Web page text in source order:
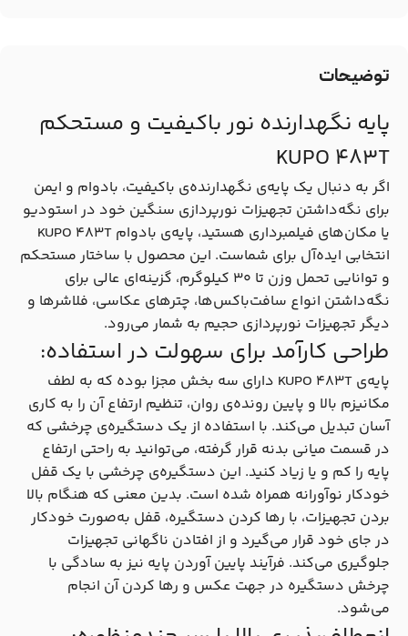
توضیحات
پایه نگهدارنده نور باکیفیت و مستحکم
KUPO 483T
اگر به دنبال یک پایه‌ی نگهدارنده‌ی باکیفیت، بادوام و ایمن
برای نگه‌داشتن تجهیزات نورپردازی سنگین خود در استودیو
یا مکان‌های فیلمبرداری هستید، پایه‌ی بادوام KUPO 483T
انتخابی ایده‌آل برای شماست. این محصول با ساختار مستحکم
و توانایی تحمل وزن تا 30 کیلوگرم، گزینه‌ای عالی برای
نگه‌داشتن انواع سافت‌باکس‌ها، چترهای عکاسی، فلاشرها و
دیگر تجهیزات نورپردازی حجیم به شمار می‌رود.
طراحی کارآمد برای سهولت در استفاده:
پایه‌ی KUPO 483T دارای سه بخش مجزا بوده که به لطف
مکانیزم بالا و پایین‌ رونده‌ی روان، تنظیم ارتفاع آن را به کاری
آسان تبدیل می‌کند. با استفاده از یک دستگیره‌ی چرخشی که
در قسمت میانی بدنه قرار گرفته، می‌توانید به راحتی ارتفاع
پایه را کم و یا زیاد کنید. این دستگیره‌ی چرخشی با یک قفل
خودکار نوآورانه همراه شده است. بدین معنی که هنگام بالا
بردن تجهیزات، با رها کردن دستگیره، قفل به‌صورت خودکار
در جای خود قرار می‌گیرد و از افتادن ناگهانی تجهیزات
جلوگیری می‌کند. فرآیند پایین آوردن پایه نیز به سادگی با
چرخش دستگیره در جهت عکس و رها کردن آن انجام
می‌شود.